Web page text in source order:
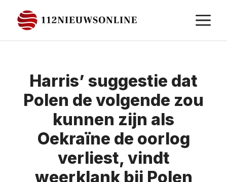
naar
de
Harris’ suggestie dat
Polen de volgende zou
kunnen zijn als
Oekraïne de oorlog
verliest, vindt
weerklank bij Polen